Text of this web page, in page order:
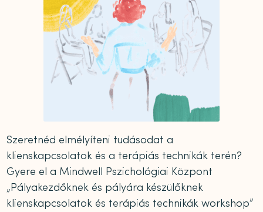
Szeretnéd elmélyíteni tudásodat a
klienskapcsolatok és a terápiás technikák terén?
Gyere el a Mindwell Pszichológiai Központ
„Pályakezdőknek és pályára készülőknek
klienskapcsolatok és terápiás technikák workshop”